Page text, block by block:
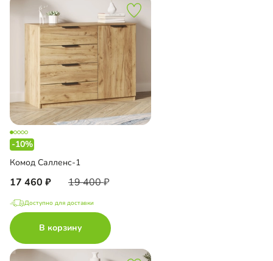
-10%
Комод Салленс-1
17 460 19 400
Доступно для доставки
В корзину